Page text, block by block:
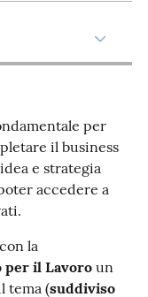
per
il business
e strategia
accedere a
la
il Lavoro un
tema (suddiviso